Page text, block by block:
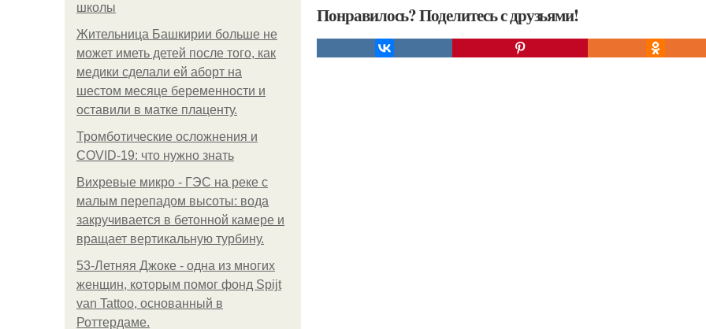
школы
Жительница Башкирии больше не
может иметь детей после того, как
медики сделали ей аборт на
шестом месяце беременности и
оставили в матке плаценту.
Тромботические осложнения и
COVID-19: что нужно знать
Вихревые микро - ГЭС на реке с
малым перепадом высоты: вода
закручивается в бетонной камере и
вращает вертикальную турбину.
53-Летняя Джоке - одна из многих
женщин, которым помог фонд Spijt
van Tattoo, основанный в
Роттердаме.
Понравилось? Поделитесь с друзьями!